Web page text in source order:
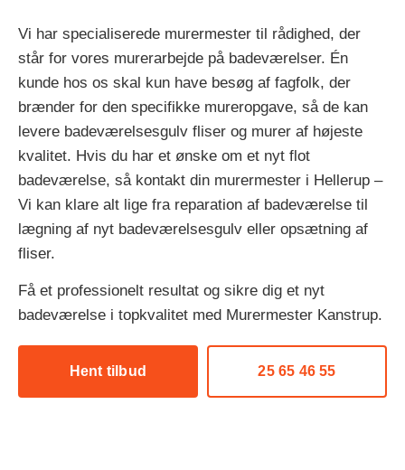
Vi har specialiserede murermester til rådighed, der
står for vores murerarbejde på badeværelser. Én
kunde hos os skal kun have besøg af fagfolk, der
brænder for den specifikke mureropgave, så de kan
levere badeværelsesgulv fliser og murer af højeste
kvalitet. Hvis du har et ønske om et nyt flot
badeværelse, så kontakt din murermester i Hellerup –
Vi kan klare alt lige fra reparation af badeværelse til
lægning af nyt badeværelsesgulv eller opsætning af
fliser.
Få et professionelt resultat og sikre dig et nyt
badeværelse i topkvalitet med Murermester Kanstrup.
Hent tilbud 25 65 46 55